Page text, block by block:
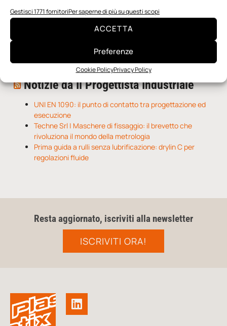
Gestisci 1771 fornitoriPer saperne di più su questi scopi
ACCETTA
Preferenze
Cookie PolicyPrivacy Policy
I nanonastri di grafene come potenziali sensori per i
Una nuova mano robotica passa da una pinza all’altra
O-Ring, tecnica e applicazioni
Notizie da Il Progettista Industriale
UNI EN 1090: il punto di contatto tra progettazione ed
esecuzione
Techne Srl | Maschere di fissaggio: il brevetto che
rivoluziona il mondo della metrologia
Prima guida a rulli senza lubrificazione: drylin C per
regolazioni fluide
Resta aggiornato, iscriviti alla newsletter
ISCRIVITI ORA!